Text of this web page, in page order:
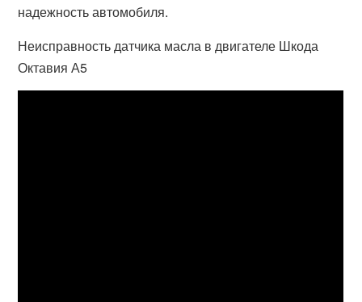
надежность автомобиля.
Неисправность датчика масла в двигателе Шкода
Октавия А5